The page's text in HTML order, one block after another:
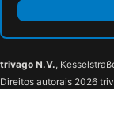
trivago N.V.,
Direitos autorais 2026